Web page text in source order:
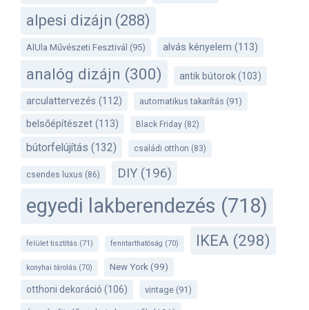
alpesi dizájn (288)
AlUla Művészeti Fesztivál (95) alvás kényelem (113)
analóg dizájn (300) antik bútorok (103)
arculattervezés (112) automatikus takarítás (91)
belsőépítészet (113) Black Friday (82)
bútorfelújítás (132) családi otthon (83)
csendes luxus (86) DIY (196)
egyedi lakberendezés (718)
felület tisztítás (71) fenntarthatóság (70) IKEA (298)
konyhai tárolás (70) New York (99)
otthoni dekoráció (106) vintage (91)